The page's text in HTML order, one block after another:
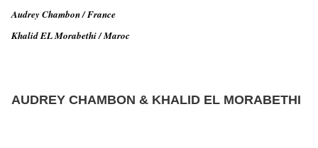
Audrey Chambon / France
Khalid EL Morabethi / Maroc
AUDREY CHAMBON & KHALID EL MORABETHI